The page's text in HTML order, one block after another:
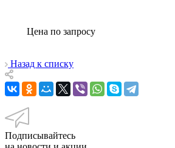
Цена по запросу
Назад к списку
Подписывайтесь